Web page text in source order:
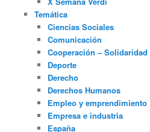
Temática
Ciencias Sociales
Comunicación
Cooperación –
Deporte
Derecho
Derechos Humanos
Empleo y emprendimiento
Empresa e industria
España